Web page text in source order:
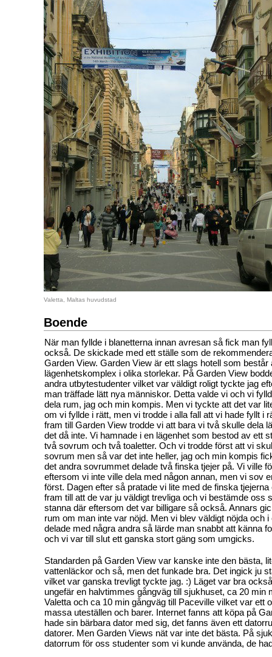
Valetta, Maltas huvudstad
Boende
När man fyllde i blanetterna innan avresan så fick man
också. De skickade med ett ställe som de
Garden View. Garden View är ett slags hotell som
lägenhetskomplex i olika storlekar. På Garden View
andra utbytestudenter vilket var väldigt roligt tyckte jag
man träffade lätt nya människor. Detta valde vi och vi
dela rum, jag och min kompis. Men vi tyckte att det var
om vi fyllde i rätt, men vi trodde i alla fall att vi hade fyllt i
fram till Garden View trodde vi att bara vi två skulle dela
det då inte. Vi hamnade i en lägenhet som bestod av ett
två sovrum och två toaletter. Och vi trodde först att vi
sovrum men så var det inte heller, jag och min kompis
det andra sovrummet delade två finska tjejer på. Vi ville
eftersom vi inte ville dela med någon annan, men vi sov
först. Dagen efter så pratade vi lite med de finska
fram till att de var ju väldigt trevliga och vi bestämde oss
stanna där eftersom det var billigare så också. Annars
rum om man inte var nöjd. Men vi blev väldigt nöjda och
delade med några andra så lärde man snabbt att känna
och vi var till slut ett ganska stort gäng som umgicks.
Standarden på Garden View var kanske inte den bästa,
vattenläckor och så, men det funkade bra. Det ingick ju
vilket var ganska trevligt tyckte jag. :) Läget var bra
ungefär en halvtimmes gångväg till sjukhuset, ca 20 min
Valetta och ca 10 min gångväg till Paceville vilket var ett
massa uteställen och barer. Internet fanns att köpa på
hade sin bärbara dator med sig, det fanns även ett
datorer. Men Garden Views nät var inte det bästa. På
datorrum för oss studenter som vi kunde använda, de